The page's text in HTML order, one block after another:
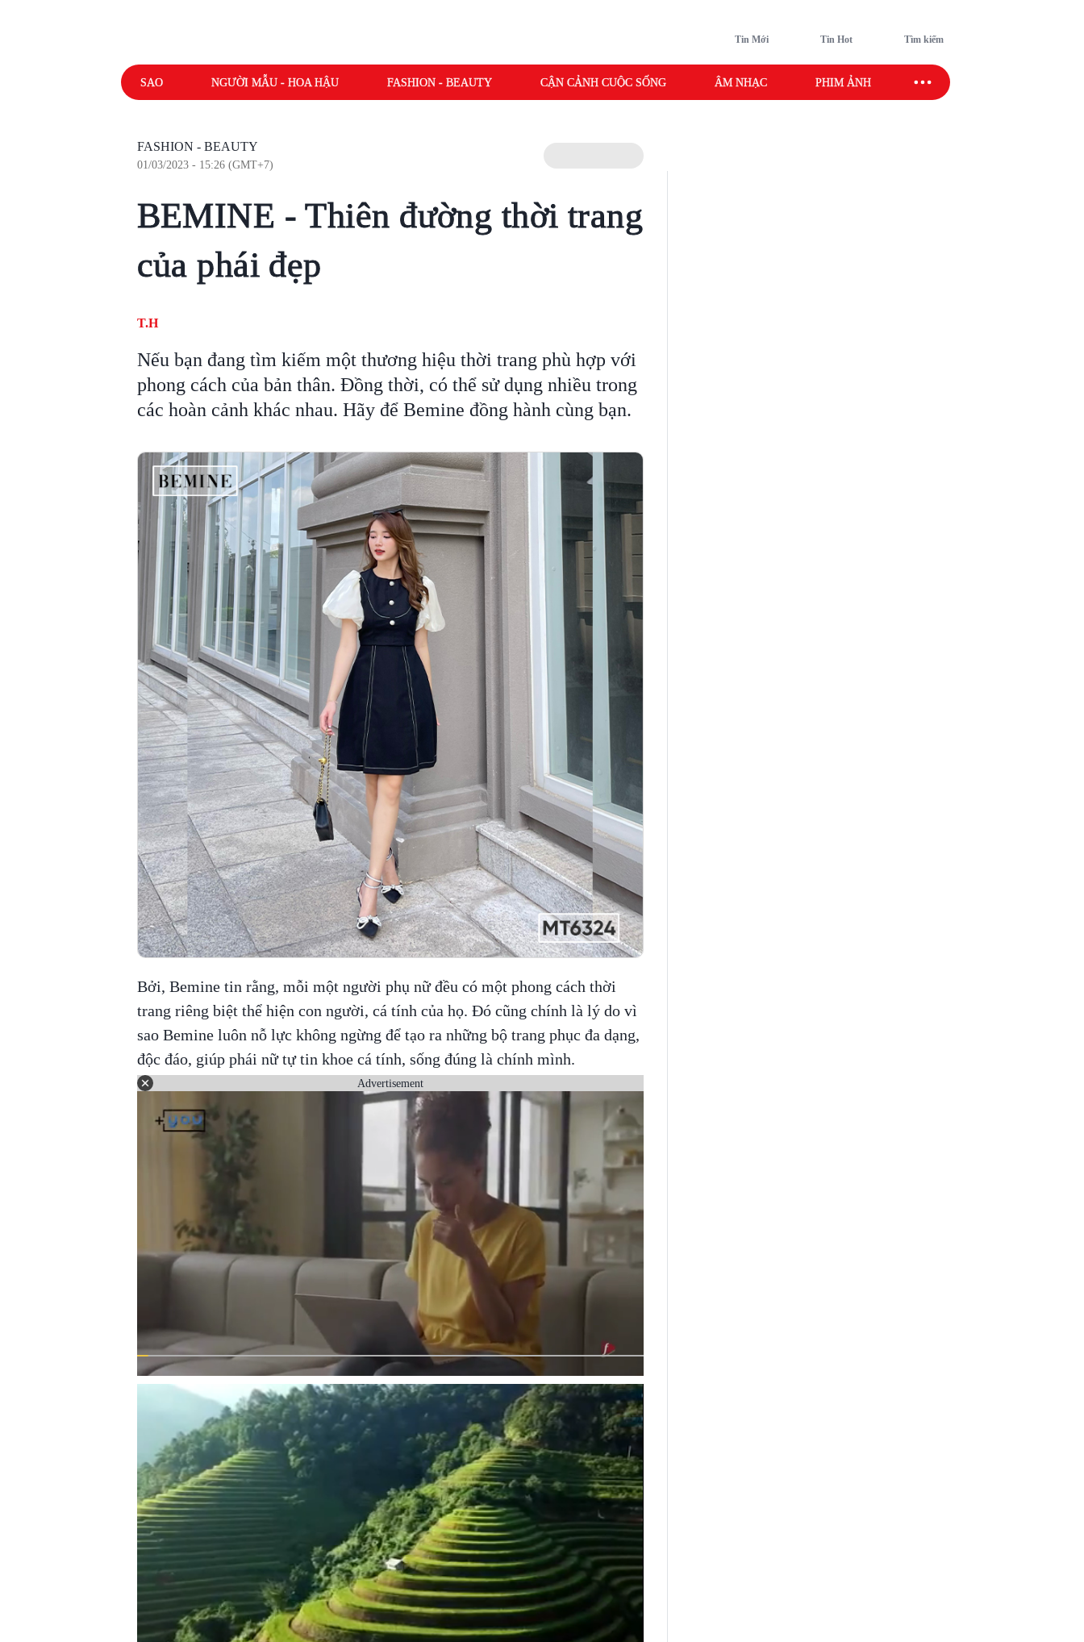
Tin Mới Tin Hot Tìm kiếm
SAO NGƯỜI MẪU - HOA HẬU FASHION - BEAUTY CẬN CẢNH CUỘC SỐNG ÂM NHẠC PHIM ẢNH SAO SPORT
FASHION - BEAUTY
01/03/2023 - 15:26 (GMT+7)
BEMINE - Thiên đường thời trang
của phái đẹp
T.H
Nếu bạn đang tìm kiếm một thương hiệu thời trang phù hợp với
phong cách của bản thân. Đồng thời, có thể sử dụng nhiều trong
các hoàn cảnh khác nhau. Hãy để Bemine đồng hành cùng bạn.
Bởi, Bemine tin rằng, mỗi một người phụ nữ đều có một phong cách thời
trang riêng biệt thể hiện con người, cá tính của họ. Đó cũng chính là lý do vì
sao Bemine luôn nỗ lực không ngừng để tạo ra những bộ trang phục đa dạng,
độc đáo, giúp phái nữ tự tin khoe cá tính, sống đúng là chính mình.
Advertisement